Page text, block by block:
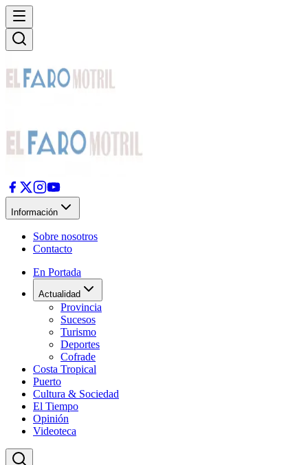
Información
Sobre nosotros
Contacto
En Portada
Actualidad
Provincia
Sucesos
Turismo
Deportes
Cofrade
Costa Tropical
Puerto
Cultura & Sociedad
El Tiempo
Opinión
Videoteca